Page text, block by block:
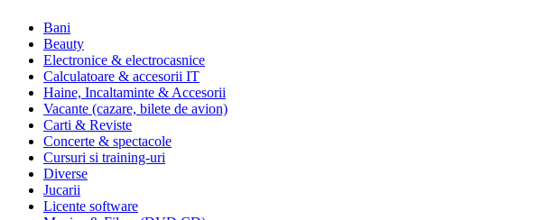
Bani
Beauty
Electronice & electrocasnice
Calculatoare & accesorii IT
Haine, Incaltaminte & Accesorii
Vacante (cazare, bilete de avion)
Carti & Reviste
Concerte & spectacole
Cursuri si training-uri
Diverse
Jucarii
Licente software